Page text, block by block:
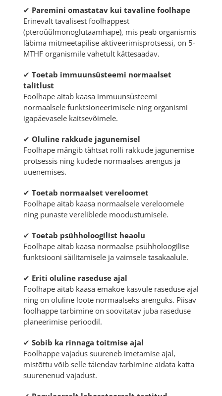
✔ Paremini omastatav kui tavaline foolhape
Erinevalt tavalisest foolhappest
(pteroüülmonoglutaamhape), mis peab organismis
läbima mitmeetapilise aktiveerimisprotsessi, on 5-
MTHF organismile vahetult kättesaadav.
✔ Toetab immuunsüsteemi normaalset
talitlust
Foolhape aitab kaasa immuunsüsteemi
normaalsele funktsioneerimisele ning organismi
igapäevasele kaitsevõimele.
✔ Oluline rakkude jagunemisel
Foolhape mängib tähtsat rolli rakkude jagunemise
protsessis ning kudede normaalses arengus ja
uuenemises.
✔ Toetab normaalset vereloomet
Foolhape aitab kaasa normaalsele vereloomele
ning punaste vereliblede moodustumisele.
✔ Toetab psühholoogilist heaolu
Foolhape aitab kaasa normaalse psühholoogilise
funktsiooni säilitamisele ja vaimsele tasakaalule.
✔ Eriti oluline raseduse ajal
Foolhape aitab kaasa emakoe kasvule raseduse ajal
ning on oluline loote normaalseks arenguks. Piisav
foolhappe tarbimine on soovitatav juba raseduse
planeerimise perioodil.
✔ Sobib ka rinnaga toitmise ajal
Foolhappe vajadus suureneb imetamise ajal,
mistõttu võib selle täiendav tarbimine aidata katta
suurenenud vajadust.